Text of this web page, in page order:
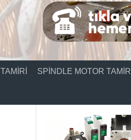
SPINDLE MOTOR TAMIRI